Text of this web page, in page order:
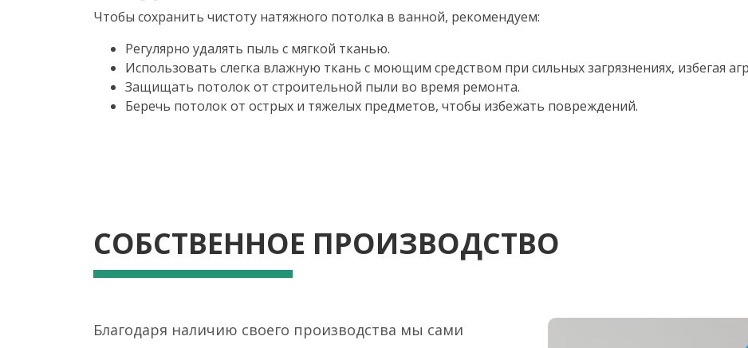
Чтобы сохранить чистоту натяжного потолка в ванной, рекомендуем:
Регулярно удалять пыль с мягкой тканью.
Использовать слегка влажную ткань с моющим средством при сильных загрязнениях, избегая
Защищать потолок от строительной пыли во время ремонта.
Беречь потолок от острых и тяжелых предметов, чтобы избежать повреждений.
СОБСТВЕННОЕ ПРОИЗВОДСТВО
Благодаря наличию своего производства мы сами